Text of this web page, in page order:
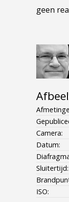
geen
Camera:
Datum:
Sluitertijd:
ISO: